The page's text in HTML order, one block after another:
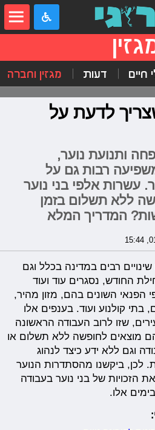
חיים דעות מגזין וחברה
לדעת על
ותנועת נוער,
רבות גם על
עשרות אלפי בני נוער
ללא תשלום בזמן
המדריך המלא
רבים במדינה בכלל וגם
החודש, נסגרים עוד ועוד
הפנאי השונים בהם, מזון מהיר,
בתי קולנוע ועוד. בענפים אלו
שזו לרוב העבודה הראשונה
מוצאים לחופשה ללא תשלום או
וגם ללא ידע כיצד לנהוג
לכן, ביקשנו מהסתדרות הנוער
הזכויות של בני נוער בעבודה
אלו.